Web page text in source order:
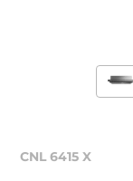
CNL 6415 X